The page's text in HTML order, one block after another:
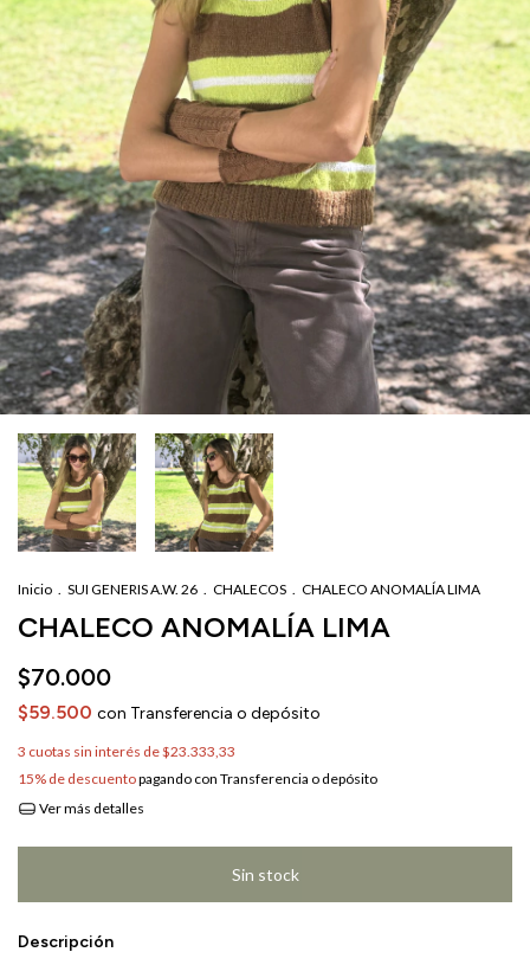
Inicio . SUI GENERIS A.W. 26 . CHALECOS . CHALECO ANOMALÍA LIMA
CHALECO ANOMALÍA LIMA
$70.000
$59.500 con Transferencia o depósito
3 cuotas sin interés de$23.333,33
15% de descuentopagando con Transferencia o depósito
Ver más detalles
Descripción